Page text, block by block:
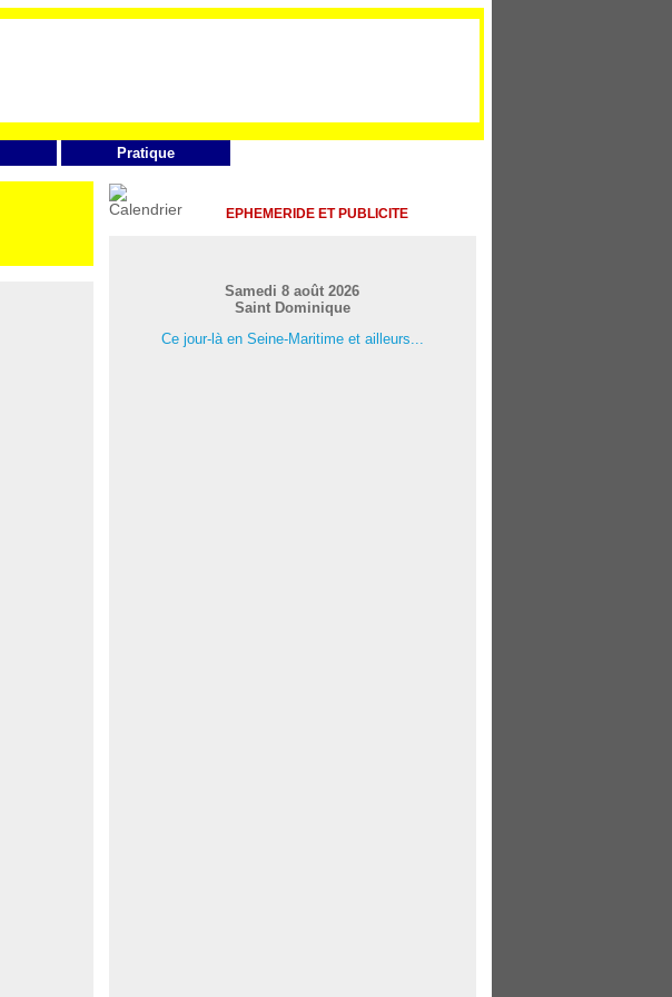
Pratique
EPHEMERIDE ET PUBLICITE
Samedi 8 août 2026
Saint Dominique
Ce jour-là en Seine-Maritime et ailleurs...